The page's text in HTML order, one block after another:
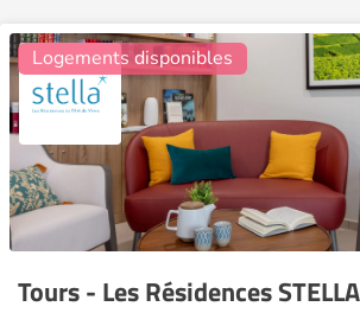
Tours - Les Résidences STELLA
Logements disponibles